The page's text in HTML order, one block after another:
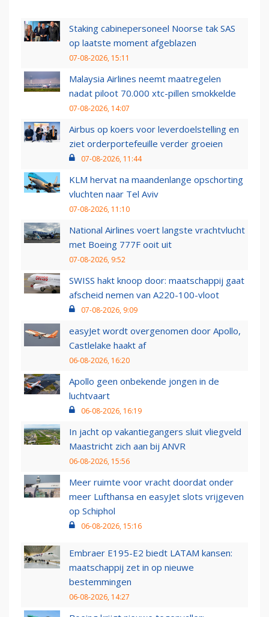
Staking cabinepersoneel Noorse tak SAS
op laatste moment afgeblazen
07-08-2026, 15:11
Malaysia Airlines neemt maatregelen
nadat piloot 70.000 xtc-pillen smokkelde
07-08-2026, 14:07
Airbus op koers voor leverdoelstelling en
ziet orderportefeuille verder groeien
07-08-2026, 11:44
KLM hervat na maandenlange opschorting
vluchten naar Tel Aviv
07-08-2026, 11:10
National Airlines voert langste vrachtvlucht
met Boeing 777F ooit uit
07-08-2026, 9:52
SWISS hakt knoop door: maatschappij gaat
afscheid nemen van A220-100-vloot
07-08-2026, 9:09
easyJet wordt overgenomen door Apollo,
Castlelake haakt af
06-08-2026, 16:20
Apollo geen onbekende jongen in de
luchtvaart
06-08-2026, 16:19
In jacht op vakantiegangers sluit vliegveld
Maastricht zich aan bij ANVR
06-08-2026, 15:56
Meer ruimte voor vracht doordat onder
meer Lufthansa en easyJet slots vrijgeven
op Schiphol
06-08-2026, 15:16
Embraer E195-E2 biedt LATAM kansen:
maatschappij zet in op nieuwe
bestemmingen
06-08-2026, 14:27